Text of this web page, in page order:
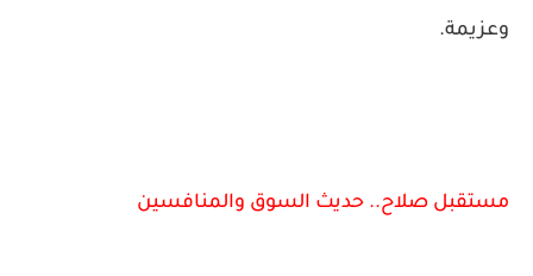
وعزيمة.
مستقبل صلاح.. حديث السوق والمنافسين